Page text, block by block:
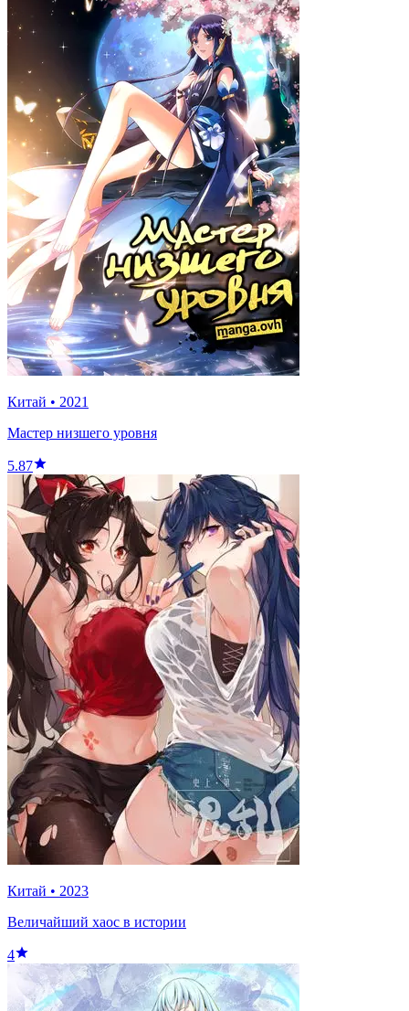
Китай • 2021
Мастер низшего уровня
5.87
Китай • 2023
Величайший хаос в истории
4